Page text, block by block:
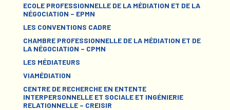
ECOLE PROFESSIONNELLE DE LA MÉDIATION ET DE LA
NÉGOCIATION – EPMN
LES CONVENTIONS CADRE
CHAMBRE PROFESSIONNELLE DE LA MÉDIATION ET DE
LA NÉGOCIATION – CPMN
LES MÉDIATEURS
VIAMÉDIATION
CENTRE DE RECHERCHE EN ENTENTE
INTERPERSONNELLE ET SOCIALE ET INGÉNIERIE
RELATIONNELLE – CREISIR